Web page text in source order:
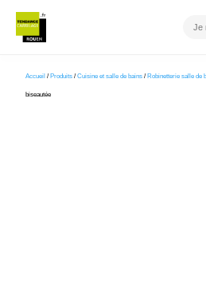
CARRELAGE EXTÉRIEUR
Accueil / Produits / Cuisine et salle de bains / Robinetterie salle de
biseautée